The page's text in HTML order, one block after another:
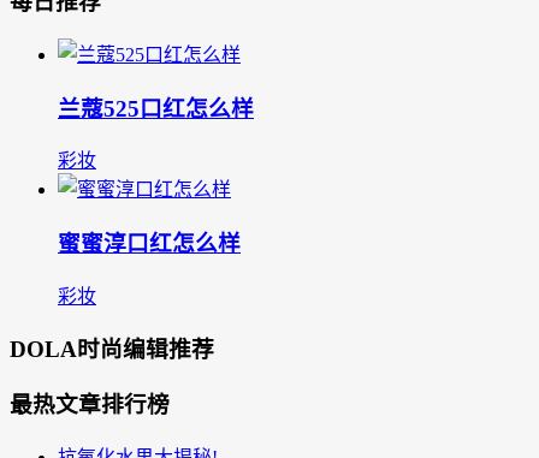
兰蔻525口红怎么样
彩妆
蜜蜜淳口红怎么样
彩妆
DOLA时尚编辑推荐
最热文章排行榜